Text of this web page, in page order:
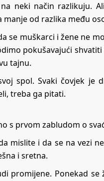
neki način razlikuju.
od razlika među
se muškarci i žene ne
pokušavajući
tajnu.
spol. Svaki čovjek je
treba ga pitati.
s prvom zabludom o
mislite i da se na vezi
i sretna.
promijene. Ponekad